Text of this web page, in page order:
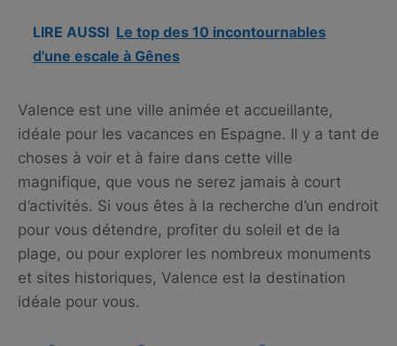
LIRE AUSSI Le top des 10 incontournables
d'une escale à Gênes
Valence est une ville animée et accueillante,
idéale pour les vacances en Espagne. Il y a tant de
choses à voir et à faire dans cette ville
magnifique, que vous ne serez jamais à court
d’activités. Si vous êtes à la recherche d’un endroit
pour vous détendre, profiter du soleil et de la
plage, ou pour explorer les nombreux monuments
et sites historiques, Valence est la destination
idéale pour vous.